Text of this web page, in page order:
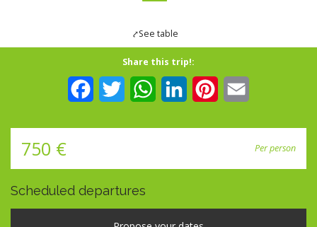
⤤See table
Share this trip!:
FacebookTwitter WhatsAppLinkedInPinterest
750 € Per person
Scheduled departures